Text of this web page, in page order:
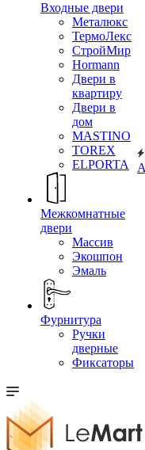
Входные двери
Металюкс
ТермоЛекс
СтройМир
Hormann
Двери в
квартиру
Двери в
дом
MASTINO
TOREX
ELPORTA
Межкомнатные
двери
Массив
Экошпон
Эмаль
Фурнитура
Ручки
дверные
Фиксаторы